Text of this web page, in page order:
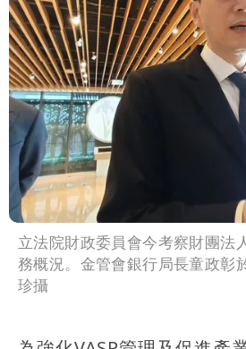
立法院財政委員會今考察財團法
務概況。金管會銀行局長童政彰
珍攝